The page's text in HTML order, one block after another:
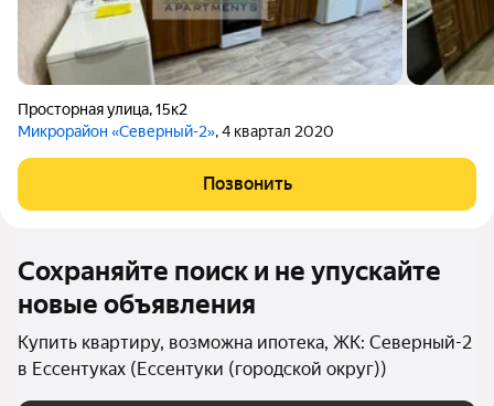
Просторная улица,15к2
Микрорайон «Северный-2», 4 квартал 2020
Позвонить
Сохраняйте поиск и не упускайте
новые объявления
Купить квартиру, возможна ипотека, ЖК: Северный-2
в Ессентуках (Ессентуки (городской округ))